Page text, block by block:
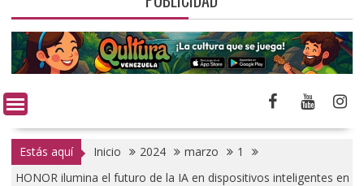
Estás aquí Inicio 2024 marzo
1
HONOR ilumina el futuro de la IA en dispositivos inteligentes en